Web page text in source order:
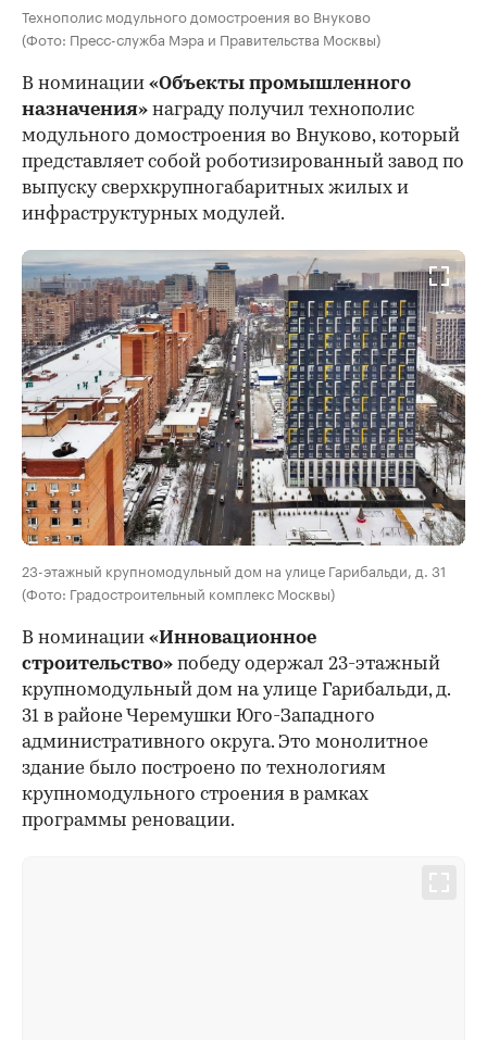
Технополис модульного домостроения во Внуково
(Фото: Пресс-служба Мэра и Правительства Москвы)
В номинации «Объекты промышленного
назначения» награду получил технополис
модульного домостроения во Внуково, который
представляет собой роботизированный завод по
выпуску сверхкрупногабаритных жилых и
инфраструктурных модулей.
23-этажный крупномодульный дом на улице Гарибальди, д. 31
(Фото: Градостроительный комплекс Москвы)
В номинации «Инновационное
строительство» победу одержал 23-этажный
крупномодульный дом на улице Гарибальди, д.
31 в районе Черемушки Юго-Западного
административного округа. Это монолитное
здание было построено по технологиям
крупномодульного строения в рамках
программы реновации.